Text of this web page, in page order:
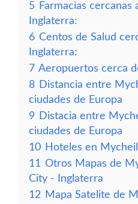
5 Farmacias cercanas
Inglaterra:
6 Centos de Salud
Inglaterra:
7 Aeropuertos cerca
8 Distancia entre
ciudades de Europa
9 Distacia entre
ciudades de Europa
10 Hoteles en
11 Otros Mapas de
City - Inglaterra
12 Mapa Satelite de